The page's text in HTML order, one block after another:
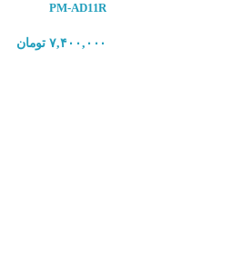
PM-AD11R
۷,۴۰۰,۰۰۰ تومان